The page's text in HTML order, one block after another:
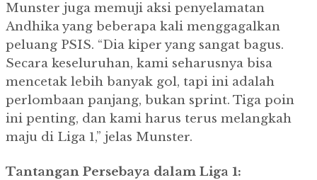
Munster juga memuji aksi penyelamatan
Andhika yang beberapa kali menggagalkan
peluang PSIS. “Dia kiper yang sangat bagus.
Secara keseluruhan, kami seharusnya bisa
mencetak lebih banyak gol, tapi ini adalah
perlombaan panjang, bukan sprint. Tiga poin
ini penting, dan kami harus terus melangkah
maju di Liga 1,” jelas Munster.
Tantangan Persebaya dalam Liga 1: